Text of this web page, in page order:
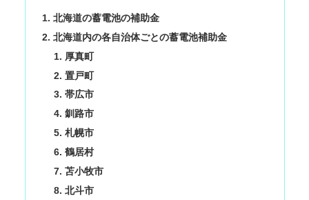
北海道の蓄電池の補助金
北海道内の各自治体ごとの蓄電池補助金
厚真町
置戸町
帯広市
釧路市
札幌市
鶴居村
苫小牧市
北斗市